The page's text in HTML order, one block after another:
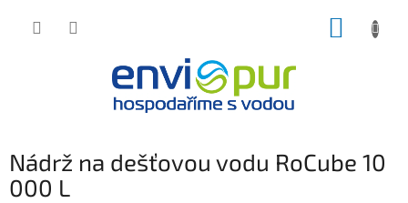
Nádrž na dešťovou vodu RoCube 10
000 L